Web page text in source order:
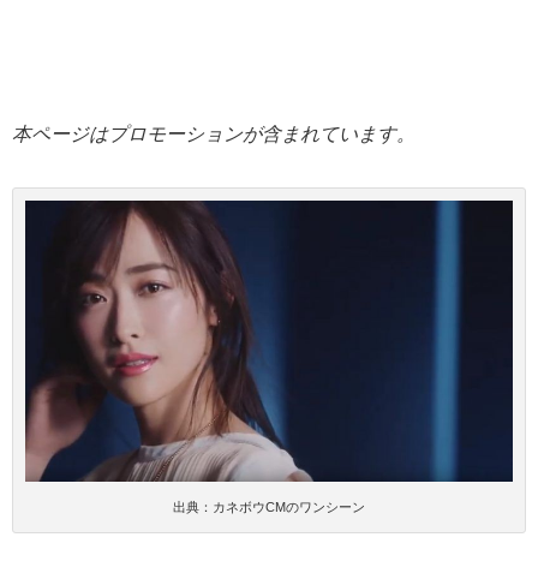
本ページはプロモーションが含まれています。
出典：カネボウCMのワンシーン